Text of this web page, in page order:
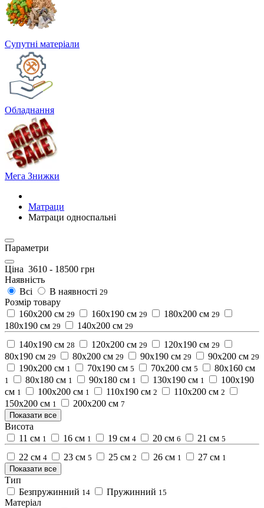
Супутні матеріали
Обладнання
Мега Знижки
Матраци
Матраци односпальні
Параметри
Ціна 3610 - 18500 грн
Наявність
Всі
В наявності 29
Розмір товару
160х200 см 29 160х190 см 29 180х200 см 29
180х190 см 29 140х200 см 29
140х190 см 28 120х200 см 29 120х190 см 29
80х190 см 29 80х200 см 29 90х190 см 29 90х200 см 29
190х200 см 1 70х190 см 5 70х200 см 5 80х160 см
1 80х180 см 1 90х180 см 1 130x190 см 1
100х190
см 1 100х200 см 1 110х190 см 2 110х200 см 2
150х200 см 1 200х200 см 7
Показати все
Висота
11 см 1 16 см 1 19 см 4 20 см 6 21 см 5
22 см 4 23 см 5 25 см 2 26 см 1 27 см 1
Показати все
Тип
Безпружинний 14 Пружинний 15
Матеріал